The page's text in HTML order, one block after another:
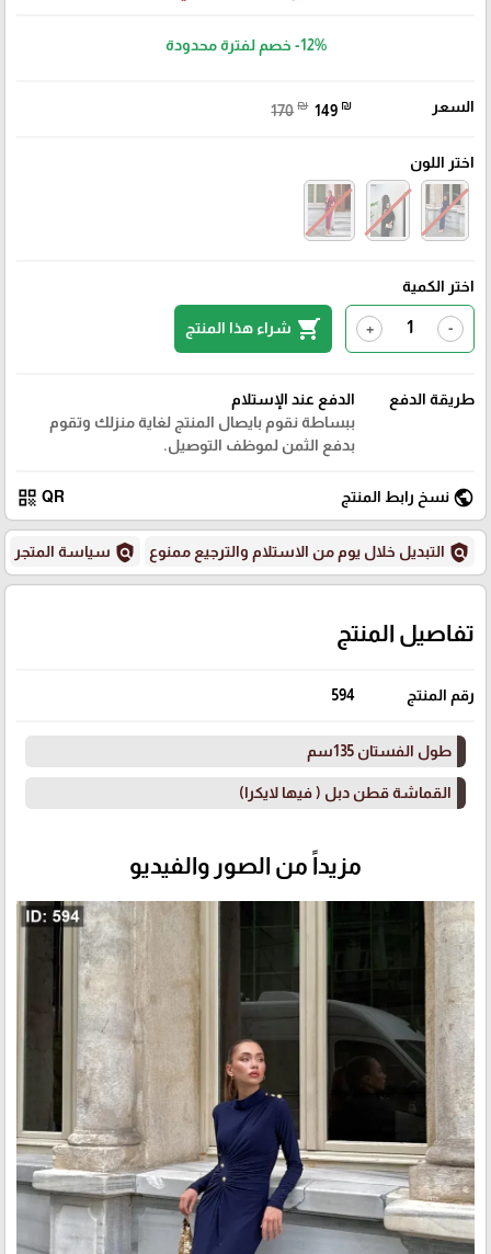
-12% خصم لفترة محدودة
السعر 170 ₪ 149 ₪
اختر اللون
اختر الكمية
-
+
shopping_cart شراء هذا المنتج
طريقة الدفع
الدفع عند الإستلام
ببساطة نقوم بايصال المنتج لغاية منزلك وتقوم
بدفع الثمن لموظف التوصيل.
public نسخ رابط المنتج QR
qr_code
policy التبديل خلال يوم من الاستلام والترجيع ممنوع policy سياسة المتجر
تفاصيل المنتج
رقم المنتج 594
طول الفستان 135سم
القماشة قطن دبل ( فيها لايكرا)
مزيداً من الصور والفيديو